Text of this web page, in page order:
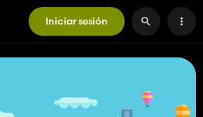
Iniciar sesión